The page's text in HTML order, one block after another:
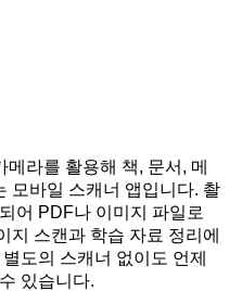
라를 활용해 책, 문서, 메
모바일 스캐너 앱입니다. 촬
어 PDF나 이미지 파일로
지 스캔과 학습 자료 정리에
도의 스캐너 없이도 언제
있습니다.